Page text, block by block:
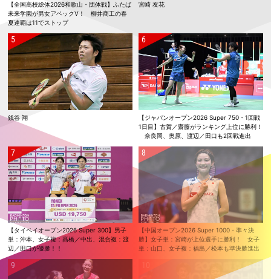
【全国高校総体2026和歌山・団体戦】ふたば
未来学園が男女アベックV！ 柳井商工の春
夏連覇は11でストップ
宮崎 友花
銭谷 翔
【ジャパンオープン2026 Super 750・1回戦
1日目】古賀／齋藤がランキング上位に勝利！
奈良岡、奥原、渡辺／田口も2回戦進出
【タイペイオープン2026 Super 300】男子
単：沖本、女子複：髙橋／中出、混合複：渡
辺／田口が優勝！！
【中国オープン2026 Super 1000・準々決
勝】女子単：宮崎が上位選手に勝利！ 女子
単：山口、女子複：福島／松本も準決勝進出